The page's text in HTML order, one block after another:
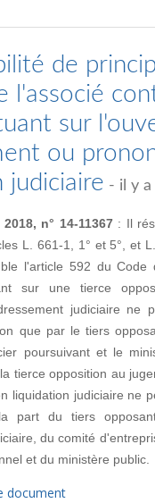
de
l'associé
sur
ou
judiciaire - il y a
n° 14-11367 : Il
L. 661-1, 1° et 5°, et
l'article 592 du Code
sur une tierce
judiciaire ne
que par le tiers
poursuivant et le
tierce opposition au
liquidation judiciaire ne
part du tiers
du comité
et du ministère public.
document